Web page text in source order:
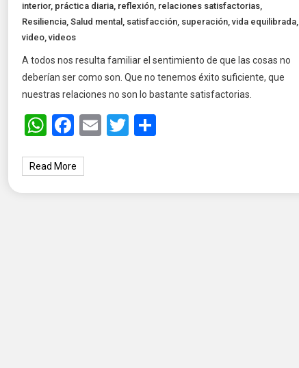
interior, práctica diaria, reflexión, relaciones satisfactorias,
Resiliencia,Salud mental , satisfacción, superación,vida equilibrada,
video,videos
A todos nos resulta familiar el sentimiento de que las cosas no
deberían ser como son. Que no tenemos éxito suficiente, que
nuestras relaciones no son lo bastante satisfactorias.
WhatsApp
Facebook
EmailTwitter
Read More